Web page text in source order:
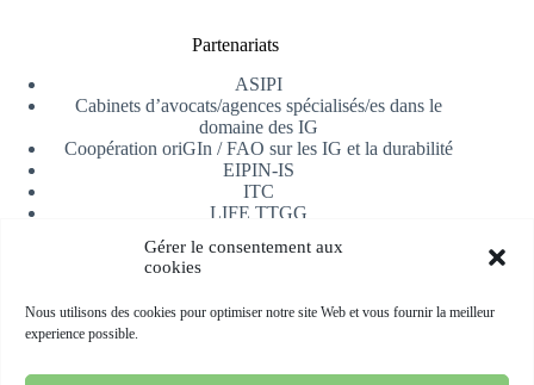
Gérer le consentement aux
cookies
Nous utilisons des cookies pour optimiser notre site Web et vous fournir la meilleur
experience possible.
Partenariats
ASIPI
Cabinets d’avocats/agences spécialisés/es dans le
domaine des IG
Coopération oriGIn / FAO sur les IG et la durabilité
EIPIN-IS
ITC
LIFE TTGG
AfrIPI
Recevoir notre newsletter